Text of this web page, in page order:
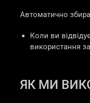
Автоматично
Коли ви
використання
ЯК МИ